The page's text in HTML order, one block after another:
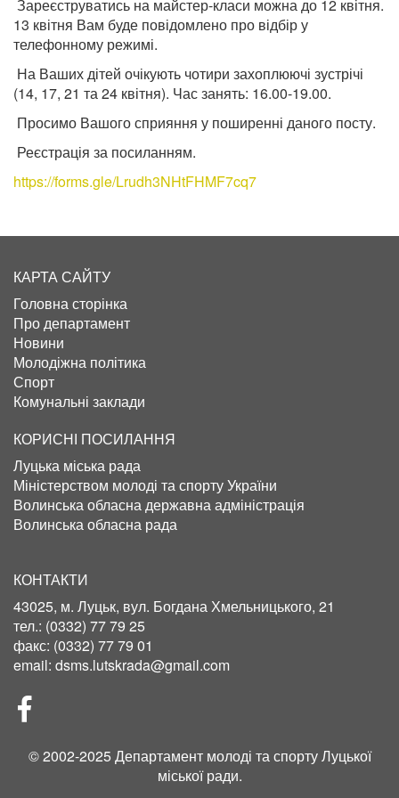
Зареєструватись на майстер-класи можна до 12 квітня.
13 квітня Вам буде повідомлено про відбір у
телефонному режимі.
На Ваших дітей очікують чотири захоплюючі зустрічі
(14, 17, 21 та 24 квітня). Час занять: 16.00-19.00.
Просимо Вашого сприяння у поширенні даного посту.
Реєстрація за посиланням.
https://forms.gle/Lrudh3NHtFHMF7cq7
КАРТА САЙТУ
Головна сторінка
Про департамент
Новини
Молодіжна політика
Спорт
Комунальні заклади
КОРИСНІ ПОСИЛАННЯ
Луцька міська рада
Міністерством молоді та спорту України
Волинська обласна державна адміністрація
Волинська обласна рада
КОНТАКТИ
43025, м. Луцьк, вул. Богдана Хмельницького, 21
тел.: (0332) 77 79 25
факс: (0332) 77 79 01
email: dsms.lutskrada@gmail.com
СОЦІЛЬНІ
МЕРЕЖІ
© 2002-2025 Департамент молоді та спорту Луцької
міської ради.